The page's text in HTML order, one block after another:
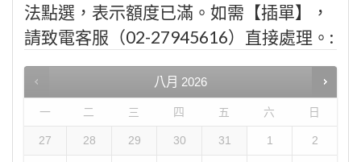
法點選，表示額度已滿。如需【插單】，
請致電客服（02-27945616）直接處理。:
八月 2026
一 二 三 四 五 六 日
27 28 29 30 31 1 2